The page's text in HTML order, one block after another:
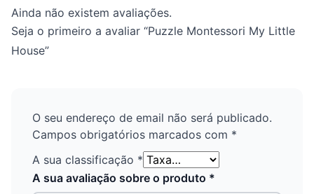
Ainda não existem avaliações.
Seja o primeiro a avaliar “Puzzle Montessori My Little
House”
O seu endereço de email não será publicado.
Campos obrigatórios marcados com *
A sua classificação *
A sua avaliação sobre o produto *